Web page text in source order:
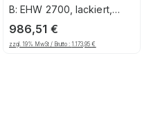
B: EHW 2700, lackiert,
Feuerrot
986,51 €
zzgl. 19% MwSt / Brutto :1.173,95€